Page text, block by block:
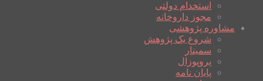
استخدام دولتی
مجوز داروخانه
مشاوره پژوهشی
شروع یک پژوهش
سمینار
پروپوزال
پایان نامه